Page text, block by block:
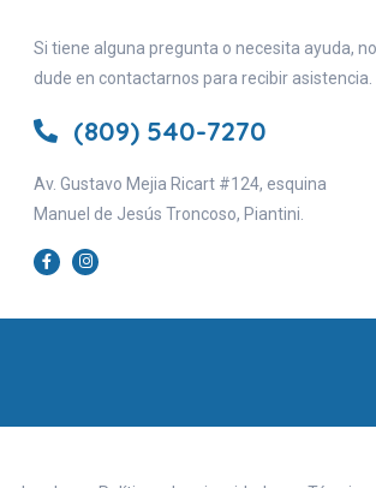
Si tiene alguna pregunta o necesita ayuda, no
dude en contactarnos para recibir asistencia.
(809) 540-7270
Av. Gustavo Mejia Ricart #124, esquina
Manuel de Jesús Troncoso, Piantini.